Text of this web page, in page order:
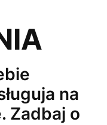
na
Zadbaj o